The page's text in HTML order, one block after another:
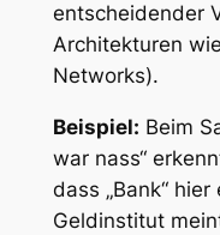
entscheidender
Architekturen
Networks).
Beispiel: Beim
war nass“
dass „Bank“
Geldinstitut